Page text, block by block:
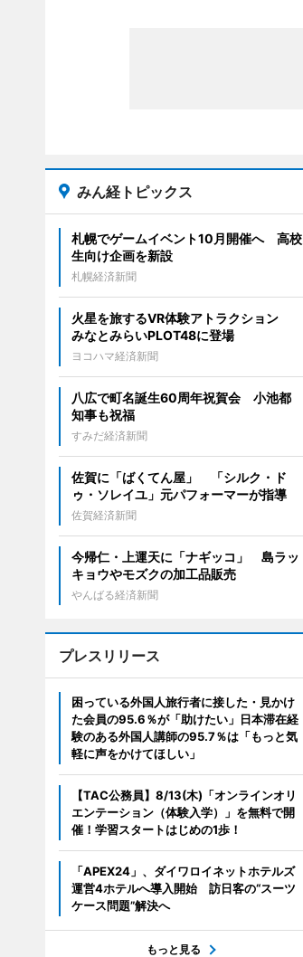
みん経トピックス
札幌でゲームイベント10月開催へ 高校
生向け企画を新設
札幌経済新聞
火星を旅するVR体験アトラクション
みなとみらいPLOT48に登場
ヨコハマ経済新聞
八広で町名誕生60周年祝賀会 小池都
知事も祝福
すみだ経済新聞
佐賀に「ばくてん屋」 「シルク・ド
ゥ・ソレイユ」元パフォーマーが指導
佐賀経済新聞
今帰仁・上運天に「ナギッコ」 島ラッ
キョウやモズクの加工品販売
やんばる経済新聞
プレスリリース
困っている外国人旅行者に接した・見かけ
た会員の95.6％が「助けたい」日本滞在経
験のある外国人講師の95.7％は「もっと気
軽に声をかけてほしい」
【TAC公務員】8/13(木)「オンラインオリ
エンテーション（体験入学）」を無料で開
催！学習スタートはじめの1歩！
「APEX24」、ダイワロイネットホテルズ
運営4ホテルへ導入開始 訪日客の“スーツ
ケース問題”解決へ
もっと見る